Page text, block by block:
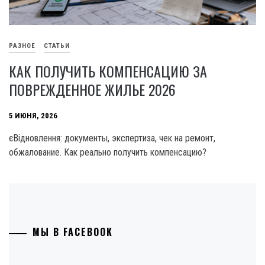
РАЗНОЕ СТАТЬИ
КАК ПОЛУЧИТЬ КОМПЕНСАЦИЮ ЗА
ПОВРЕЖДЕННОЕ ЖИЛЬЕ 2026
5 ИЮНЯ, 2026
єВідновлення: документы, экспертиза, чек на ремонт,
обжалование. Как реально получить компенсацию?
МЫ В FACEBOOK